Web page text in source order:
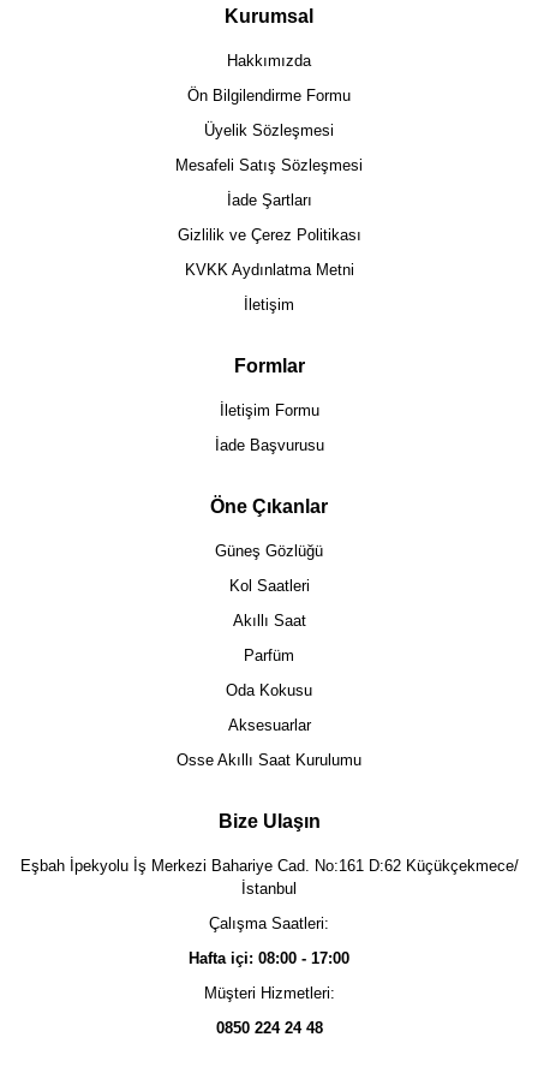
Kurumsal
Hakkımızda
Ön Bilgilendirme Formu
Üyelik Sözleşmesi
Mesafeli Satış Sözleşmesi
İade Şartları
Gizlilik ve Çerez Politikası
KVKK Aydınlatma Metni
İletişim
Formlar
İletişim Formu
İade Başvurusu
Öne Çıkanlar
Güneş Gözlüğü
Kol Saatleri
Akıllı Saat
Parfüm
Oda Kokusu
Aksesuarlar
Osse Akıllı Saat Kurulumu
Bize Ulaşın
Eşbah İpekyolu İş Merkezi Bahariye Cad. No:161 D:62 Küçükçekmece/
İstanbul
Çalışma Saatleri:
Hafta içi: 08:00 - 17:00
Müşteri Hizmetleri:
0850 224 24 48